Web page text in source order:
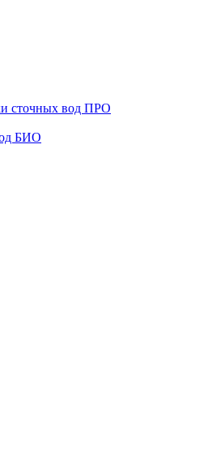
сточных вод ПРО
БИО